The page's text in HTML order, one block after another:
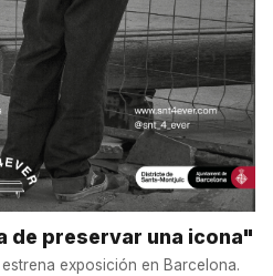
de preservar una icona"
exposición en Barcelona.